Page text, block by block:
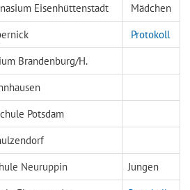
Eisenhüttenstadt
Mädchen
Protokoll
Brandenburg/H.
Potsdam
Neuruppin
Jungen